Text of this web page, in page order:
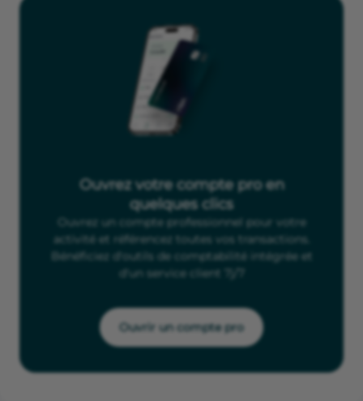
Ouvrez votre compte pro en
quelques clics
Ouvrez un compte professionnel pour votre
activité et référencez toutes vos transactions.
Bénéficiez d'outils de comptabilité intégrée et
d'un service client 7j/7
Ouvrir un compte pro